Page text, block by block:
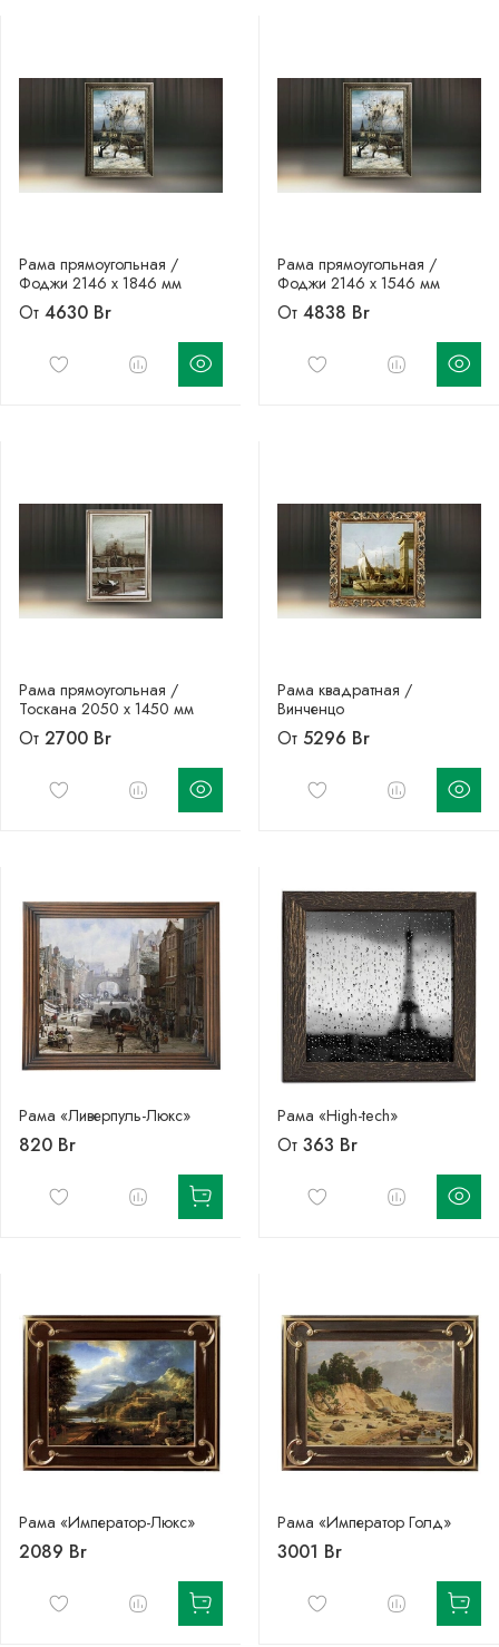
Рама прямоугольная /
Фоджи 2146 х 1846 мм
От 4630 Br
Рама прямоугольная /
Фоджи 2146 х 1546 мм
От 4838 Br
Рама прямоугольная /
Тоскана 2050 х 1450 мм
От 2700 Br
Рама квадратная /
Винченцо
От 5296 Br
Рама «Ливерпуль-Люкс»
820 Br
Рама «High-tech»
От 363 Br
Рама «Император-Люкс»
2089 Br
Рама «Император Голд»
3001 Br